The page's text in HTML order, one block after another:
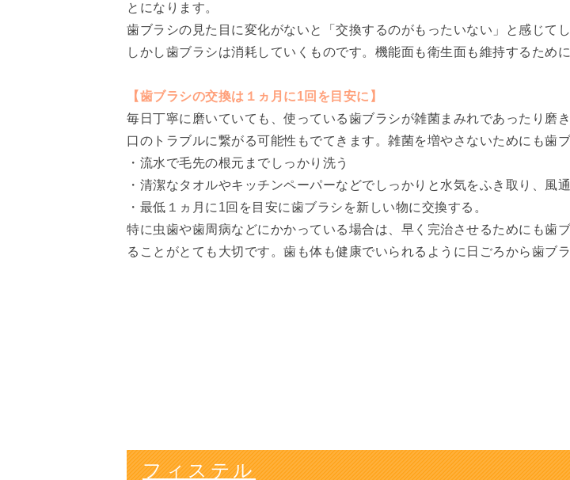
とになります。
歯ブラシの見た目に変化がないと「交換するのがもったいない」と感じて
しかし歯ブラシは消耗していくものです。機能面も衛生面も維持するため
【歯ブラシの交換は１ヵ月に1回を目安に】
毎日丁寧に磨いていても、使っている歯ブラシが雑菌まみれであったり磨
口のトラブルに繋がる可能性もでてきます。雑菌を増やさないためにも歯
・流水で毛先の根元までしっかり洗う
・清潔なタオルやキッチンペーパーなどでしっかりと水気をふき取り、風
・最低１ヵ月に1回を目安に歯ブラシを新しい物に交換する。
特に虫歯や歯周病などにかかっている場合は、早く完治させるためにも歯
ることがとても大切です。歯も体も健康でいられるように日ごろから歯ブ
フィステル